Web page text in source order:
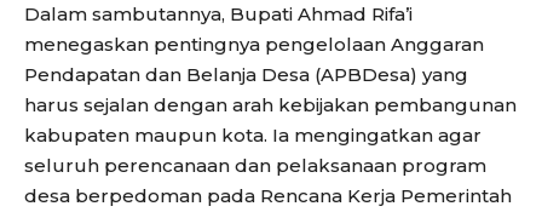
Dalam sambutannya, Bupati Ahmad Rifa’i
menegaskan pentingnya pengelolaan Anggaran
Pendapatan dan Belanja Desa (APBDesa) yang
harus sejalan dengan arah kebijakan pembangunan
kabupaten maupun kota. Ia mengingatkan agar
seluruh perencanaan dan pelaksanaan program
desa berpedoman pada Rencana Kerja Pemerintah